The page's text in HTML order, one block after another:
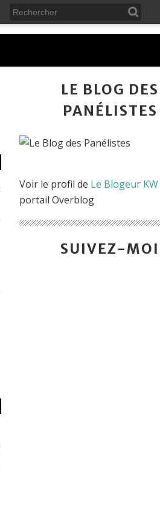
LE BLOG DES
PANÉLISTES
Voir le profil de Le Blogeur KW
portail Overblog
SUIVEZ-MOI